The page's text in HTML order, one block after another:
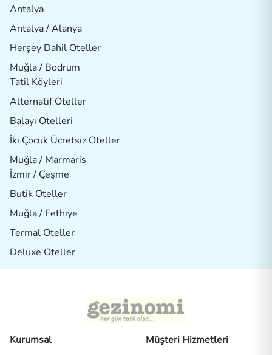
Antalya
Antalya / Alanya
Herşey Dahil Oteller
Muğla / Bodrum
Tatil Köyleri
Alternatif Oteller
Balayı Otelleri
İki Çocuk Ücretsiz Oteller
Muğla / Marmaris
İzmir / Çeşme
Butik Oteller
Muğla / Fethiye
Termal Oteller
Deluxe Oteller
Kurumsal Müşteri Hizmetleri